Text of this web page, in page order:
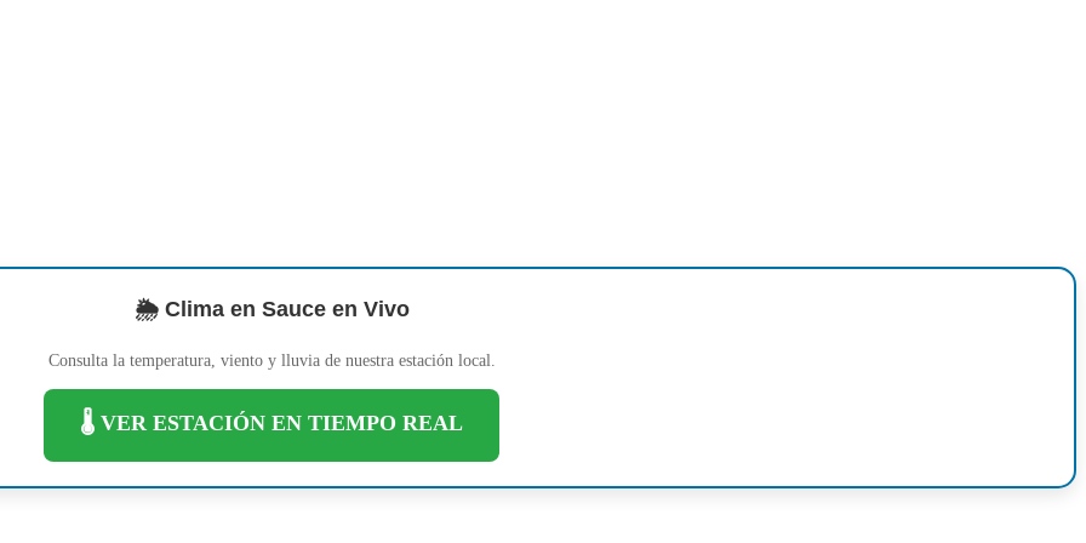
🌦️ Clima en Sauce en Vivo
Consulta la temperatura, viento y lluvia de nuestra estación local.
🌡️ VER ESTACIÓN EN TIEMPO REAL